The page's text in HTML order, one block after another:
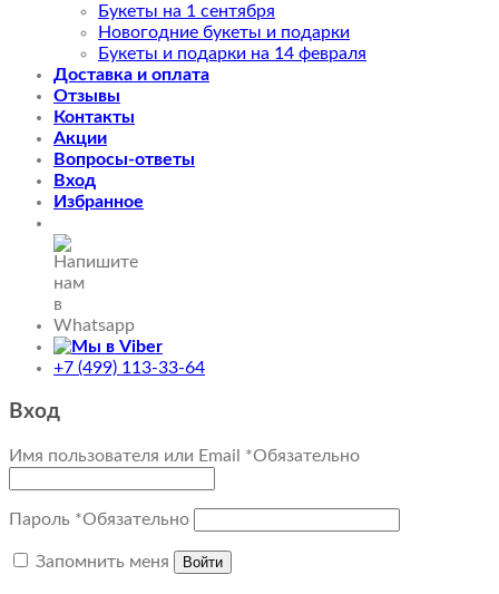
Букеты на 1 сентября
Новогодние букеты и подарки
Букеты и подарки на 14 февраля
Доставка и оплата
Отзывы
Контакты
Акции
Вопросы-ответы
Вход
Избранное
+7 (499) 113-33-64
Вход
Имя пользователя или Email *Обязательно
Пароль *Обязательно
Запомнить меня Войти